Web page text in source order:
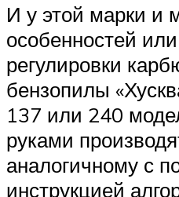
И у этой марки и
особенностей
регулировки
бензопилы
137 или 240
руками
аналогичному с
инструкцией